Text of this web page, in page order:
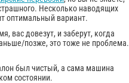
Несколько наводящих
оптимальный вариант.
вас довезут, и заберут, когда
позже, это тоже не проблема.
был чистый, а сама машина
состоянии.